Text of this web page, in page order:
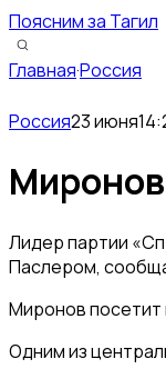
Поясним за Тагил
Главная·Россия
Россия23 июня
Лидер партии
Паслером,
Миронов посетит
Одним из